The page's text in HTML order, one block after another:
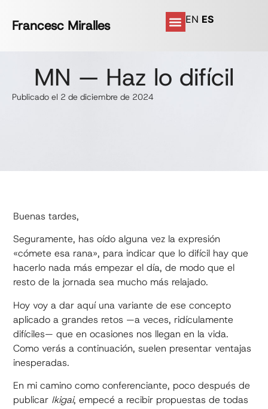
Francesc Miralles EN ES
MN — Haz lo difícil
Publicado el 2 de diciembre de 2024
Buenas tardes,
Seguramente, has oído alguna vez la expresión
«cómete esa rana», para indicar que lo difícil hay que
hacerlo nada más empezar el día, de modo que el
resto de la jornada sea mucho más relajado.
Hoy voy a dar aquí una variante de ese concepto
aplicado a grandes retos —a veces, ridículamente
difíciles— que en ocasiones nos llegan en la vida.
Como verás a continuación, suelen presentar ventajas
inesperadas.
En mi camino como conferenciante, poco después de
publicar Ikigai, empecé a recibir propuestas de todas